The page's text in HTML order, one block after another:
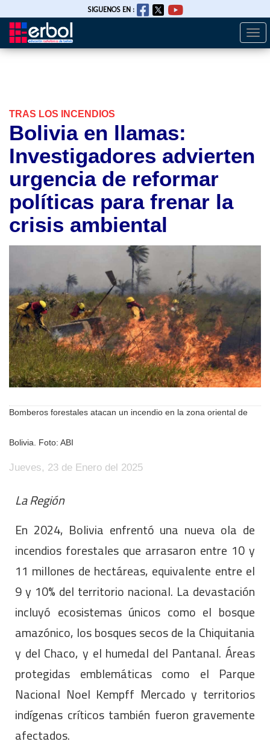
Pasar
SIGUENOS EN :
TRAS LOS INCENDIOS
Bolivia en llamas:
Investigadores advierten
urgencia de reformar
políticas para frenar la
crisis ambiental
Bomberos forestales atacan un incendio en la zona oriental de
Bolivia. Foto: ABI
Jueves, 23 de Enero del 2025
La Región
En 2024, Bolivia enfrentó una nueva ola de
incendios forestales que arrasaron entre 10 y
11 millones de hectáreas, equivalente entre el
9 y 10% del territorio nacional. La devastación
incluyó ecosistemas únicos como el bosque
amazónico, los bosques secos de la Chiquitania
y del Chaco, y el humedal del Pantanal. Áreas
protegidas emblemáticas como el Parque
Nacional Noel Kempff Mercado y territorios
indígenas críticos también fueron gravemente
afectados.